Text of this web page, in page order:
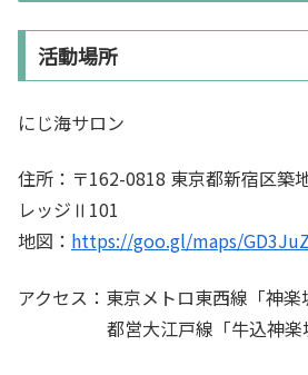
活動場所
にじ海サロン
住所：〒162-0818 東京都新宿区築
レッジⅡ101
地図： https://goo.gl/maps/
アクセス：東京メトロ東西線「神楽
都営大江戸線「牛込神楽坂